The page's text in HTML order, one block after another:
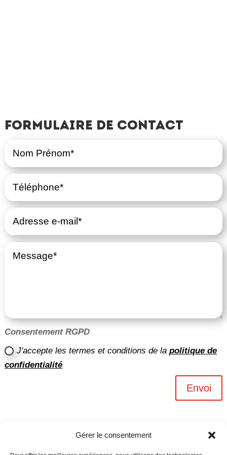
Gérer le consentement
Formulaire de contact
Consentement RGPD
J'accepte les termes et conditions de lapolitique de
confidentialité
Envoi